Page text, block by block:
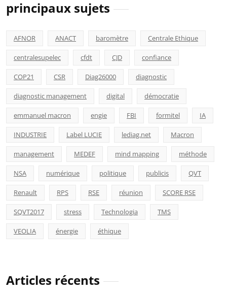
principaux sujets
AFNOR ANACT baromètre Centrale Ethique
centralesupelec cfdt CJD confiance
COP21 CSR Diag26000 diagnostic
diagnostic management digital démocratie
emmanuel macron engie FBI formitel IA
INDUSTRIE Label LUCIE lediag.net Macron
management MEDEF mind mapping méthode
NSA numérique politique publicis QVT
Renault RPS RSE réunion SCORE RSE
SQVT2017 stress Technologia TMS
VEOLIA énergie éthique
Articles récents